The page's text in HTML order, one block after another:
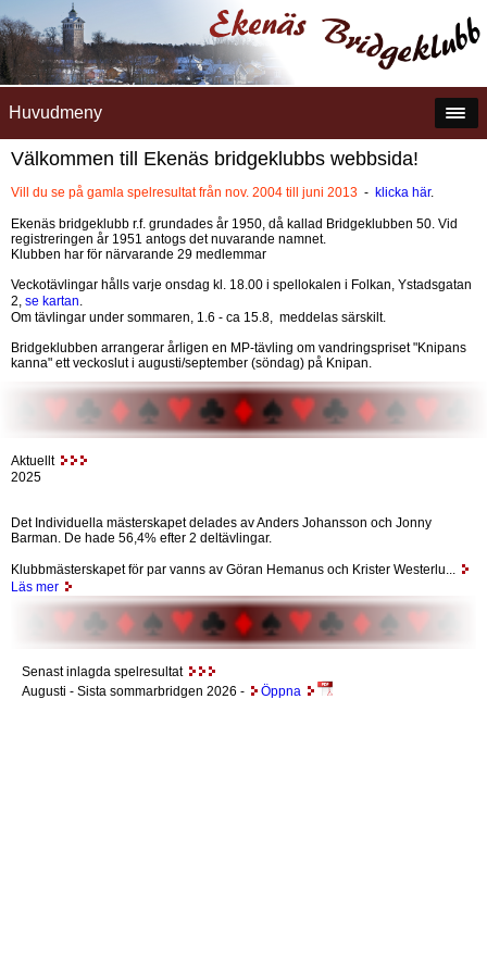
Huvudmeny
Välkommen till Ekenäs bridgeklubbs webbsida!
Vill du se på gamla spelresultat från nov. 2004 till juni 2013 - klicka här.
Ekenäs bridgeklubb r.f. grundades år 1950, då kallad Bridgeklubben 50. Vid
registreringen år 1951 antogs det nuvarande namnet.
Klubben har för närvarande 29 medlemmar
Veckotävlingar hålls varje onsdag kl. 18.00 i spellokalen i Folkan, Ystadsgatan
2, se kartan
Om tävlingar under sommaren, 1.6 - ca 15.8, meddelas särskilt.
Bridgeklubben arrangerar årligen en MP-tävling om vandringspriset "Knipans
kanna" ett veckoslut i augusti/september (söndag) på Knipan.
Aktuellt
2025
Det Individuella mästerskapet delades av Anders Johansson och Jonny
Barman. De hade 56,4% efter 2 deltävlingar.
Klubbmästerskapet för par vanns av Göran Hemanus och Krister Westerlu...
Läs mer
Senast inlagda spelresultat
Augusti - Sista sommarbridgen 2026 - Öppna